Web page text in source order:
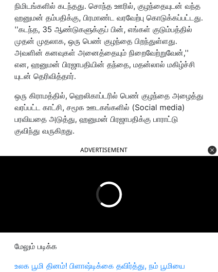
நிமிடங்களில் கடந்தது. சொந்த ஊரில், குழந்தையுடன் வந்த
ஹனுமன் தம்பதிக்கு, பிரமாண்ட வரவேற்பு கொடுக்கப்பட்டது.
''கடந்த, 35 ஆண்டுகளுக்குப் பின், எங்கள் குடும்பத்தில்
முதன் முதலாக, ஒரு பெண் குழந்தை பிறந்துள்ளது.
அவளின் கனவுகள் அனைத்தையும் நிறைவேற்றுவேன்,''
என, ஹனுமன் பிரஜாபதியின் தந்தை, மதன்லால் மகிழ்ச்சி
யுடன் தெரிவித்தார்.
ஒரு கிராமத்தில், ஹெலிகாப்டரில் பெண் குழந்தை அழைத்து
வரப்பட்ட காட்சி, சமூக ஊடகங்களில் (Social media)
பரவியதை அடுத்து, ஹனுமன் பிரஜாபதிக்கு பாராட்டு
குவிந்து வருகிறது.
ADVERTISEMENT
மேலும் படிக்க
உலக பூமி தினம்! பிளாஷ்டிக்கை தவிர்த்து, நம் பூமியை